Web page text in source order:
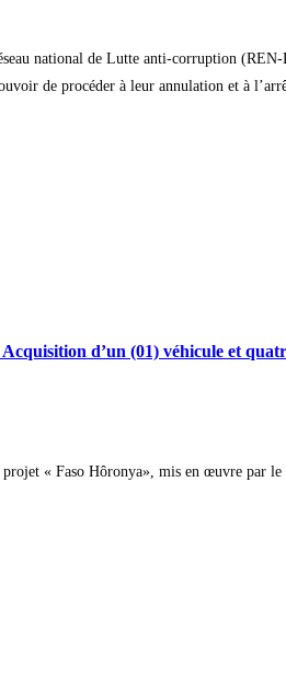
national de Lutte anti-corruption
de procéder à leur annulation et à
d’un (01) véhicule et
projet « Faso Hôronya», mis en œuvre par